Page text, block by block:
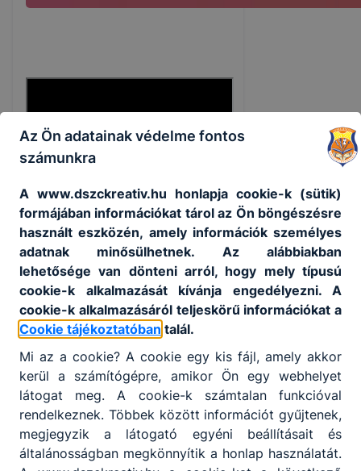
Nyitvatartás
Fodrász - árlista
Kozmetika - árlista
Az Ön adatainak védelme fontos
számunkra
A www.dszckreativ.hu honlapja cookie-k (sütik)
formájában információkat tárol az Ön böngészésre
használt eszközén, amely információk személyes
adatnak minősülhetnek. Az alábbiakban
lehetősége van dönteni arról, hogy mely típusú
cookie-k alkalmazását kívánja engedélyezni. A
cookie-k alkalmazásáról teljeskörű információkat a
Cookie tájékoztatóban talál.
Mi az a cookie? A cookie egy kis fájl, amely akkor
kerül a számítógépre, amikor Ön egy webhelyet
látogat meg. A cookie-k számtalan funkcióval
rendelkeznek. Többek között információt gyűjtenek,
megjegyzik a látogató egyéni beállításait és
általánosságban megkönnyítik a honlap használatát.